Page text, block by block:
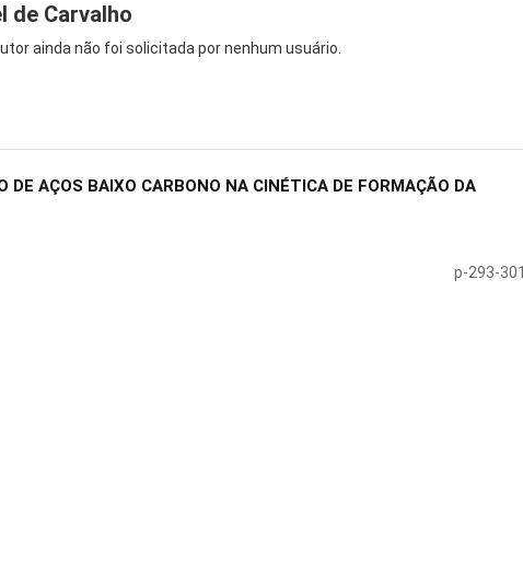
de Carvalho
ainda não foi solicitada por nenhum usuário.
AÇOS BAIXO CARBONO NA CINÉTICA DE FORMAÇÃO DA
p-293-301